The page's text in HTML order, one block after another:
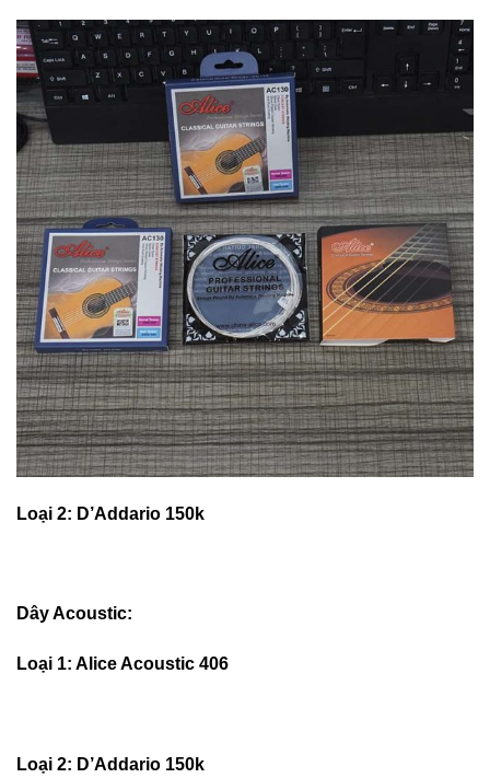
Loại 2: D’Addario 150k
Dây Acoustic:
Loại 1: Alice Acoustic 406
Loại 2: D’Addario 150k